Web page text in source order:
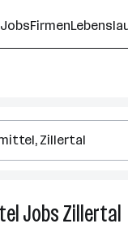
JobsFirmen
JobsZillertal